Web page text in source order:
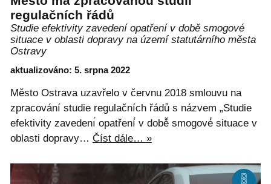
regulačních řádů
Studie efektivity zavedení opatření v době smogové
situace v oblasti dopravy na území statutárního města
Ostravy
aktualizováno: 5. srpna 2022
Město Ostrava uzavřelo v červnu 2018 smlouvu na
zpracování studie regulačních řádů s názvem „Studie
efektivity zavedenı́ opatření́ v době̌ smogové́ situace v
oblasti dopravy… Číst dále… »